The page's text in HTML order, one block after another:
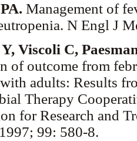
Management of
N Engl J
Viscoli C,
of outcome from
adults: Results
Therapy
for Research and
99: 580-8.